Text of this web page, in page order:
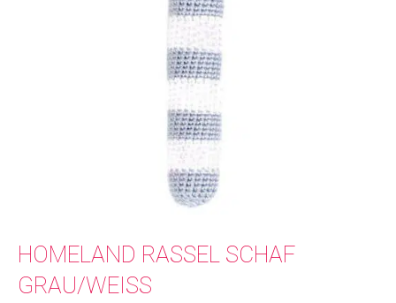
HOMELAND RASSEL SCHAF
GRAU/WEISS